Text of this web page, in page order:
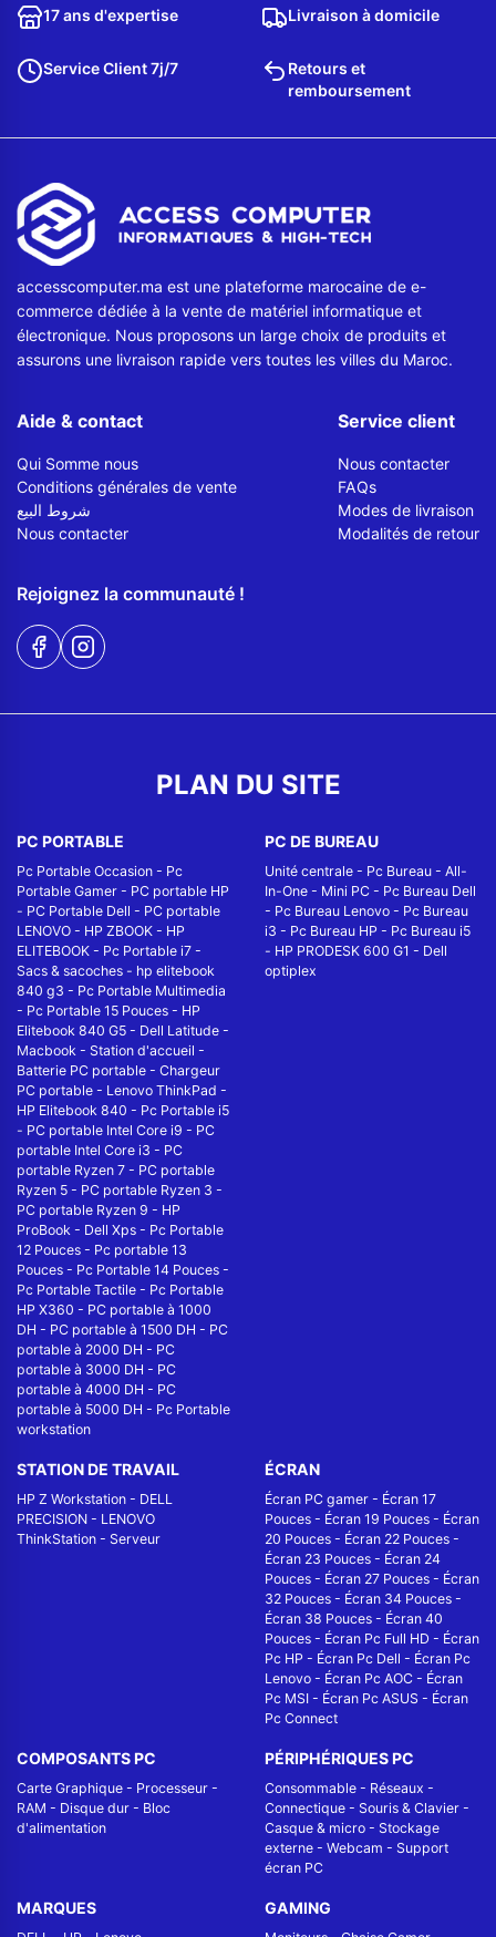
Envoyer un message
17 ans d'expertise Livraison à domicile
Service Client 7j/7
Retours et
remboursement
accesscomputer.ma est une plateforme marocaine de e-
commerce dédiée à la vente de matériel informatique et
électronique. Nous proposons un large choix de produits et
assurons une livraison rapide vers toutes les villes du Maroc.
Aide & contact
Qui Somme nous
Conditions générales de vente
شروط البيع
Nous contacter
Service client
Nous contacter
FAQs
Modes de livraison
Modalités de retour
Rejoignez la communauté !
PLAN DU SITE
PC PORTABLE
Pc Portable Occasion - Pc
Portable Gamer - PC portable HP
- PC Portable Dell - PC portable
LENOVO - HP ZBOOK - HP
ELITEBOOK - Pc Portable i7 -
Sacs & sacoches - hp elitebook
840 g3 - Pc Portable Multimedia
- Pc Portable 15 Pouces - HP
Elitebook 840 G5 - Dell Latitude -
Macbook - Station d'accueil -
Batterie PC portable - Chargeur
PC portable - Lenovo ThinkPad -
HP Elitebook 840 - Pc Portable i5
- PC portable Intel Core i9 - PC
portable Intel Core i3 - PC
portable Ryzen 7 - PC portable
Ryzen 5 - PC portable Ryzen 3 -
PC portable Ryzen 9 - HP
ProBook - Dell Xps - Pc Portable
12 Pouces - Pc portable 13
Pouces - Pc Portable 14 Pouces -
Pc Portable Tactile - Pc Portable
HP X360 - PC portable à 1000
DH - PC portable à 1500 DH - PC
portable à 2000 DH - PC
portable à 3000 DH - PC
portable à 4000 DH - PC
portable à 5000 DH - Pc Portable
workstation
PC DE BUREAU
Unité centrale - Pc Bureau - All-
In-One - Mini PC - Pc Bureau Dell
- Pc Bureau Lenovo - Pc Bureau
i3 - Pc Bureau HP - Pc Bureau i5
- HP PRODESK 600 G1 - Dell
optiplex
STATION DE TRAVAIL
HP Z Workstation - DELL
PRECISION - LENOVO
ThinkStation - Serveur
ÉCRAN
Écran PC gamer - Écran 17
Pouces - Écran 19 Pouces - Écran
20 Pouces - Écran 22 Pouces -
Écran 23 Pouces - Écran 24
Pouces - Écran 27 Pouces - Écran
32 Pouces - Écran 34 Pouces -
Écran 38 Pouces - Écran 40
Pouces - Écran Pc Full HD - Écran
Pc HP - Écran Pc Dell - Écran Pc
Lenovo - Écran Pc AOC - Écran
Pc MSI - Écran Pc ASUS - Écran
Pc Connect
COMPOSANTS PC
Carte Graphique - Processeur -
RAM - Disque dur - Bloc
d'alimentation
PÉRIPHÉRIQUES PC
Consommable - Réseaux -
Connectique - Souris & Clavier -
Casque & micro - Stockage
externe - Webcam - Support
écran PC
MARQUES GAMING